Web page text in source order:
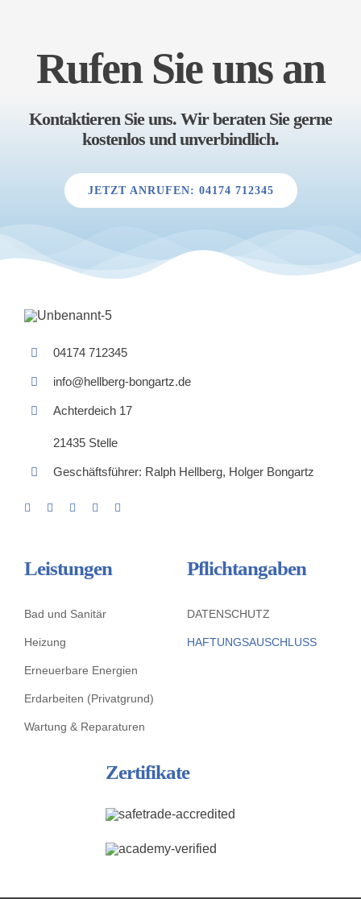
Rufen Sie uns an
Kontaktieren Sie uns. Wir beraten Sie gerne
kostenlos und unverbindlich.
JETZT ANRUFEN: 04174 712345
04174 712345
info@hellberg-bongartz.de
Achterdeich 17
21435 Stelle
Geschäftsführer: Ralph Hellberg, Holger Bongartz
Leistungen
Bad und Sanitär
Heizung
Erneuerbare Energien
Erdarbeiten (Privatgrund)
Wartung & Reparaturen
Pflichtangaben
DATENSCHUTZ
HAFTUNGSAUSCHLUSS
Zertifikate